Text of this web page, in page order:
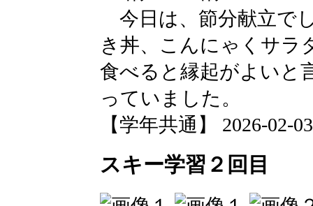
今日は、節分献立で
き丼、こんにゃくサラ
食べると縁起がよいと
っていました。
【学年共通】 2026-02-
スキー学習２回目